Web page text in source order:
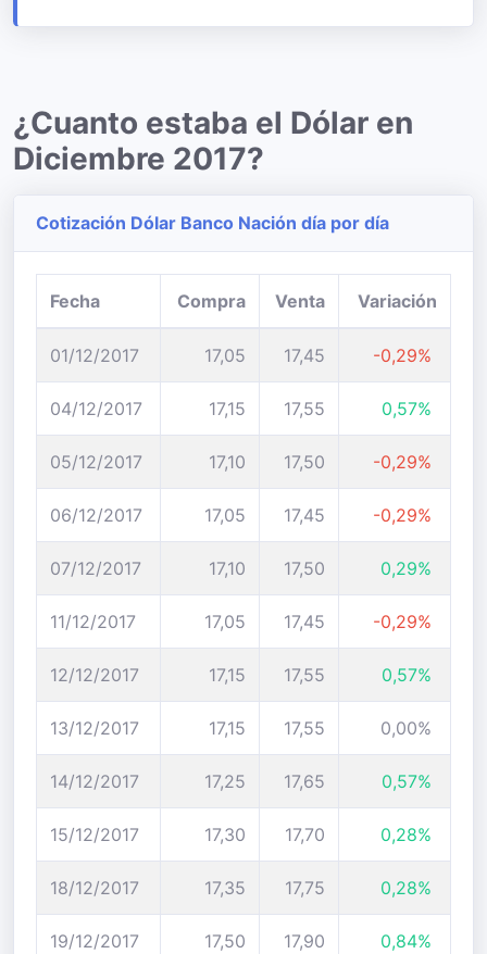
¿Cuanto estaba el Dólar en
Diciembre 2017?
Cotización Dólar Banco Nación día por día
Fecha Compra Venta Variación
01/12/2017 17,05 17,45 -0,29%
04/12/2017 17,15 17,55 0,57%
05/12/2017 17,10 17,50 -0,29%
06/12/2017 17,05 17,45 -0,29%
07/12/2017 17,10 17,50 0,29%
11/12/2017 17,05 17,45 -0,29%
12/12/2017 17,15 17,55 0,57%
13/12/2017 17,15 17,55 0,00%
14/12/2017 17,25 17,65 0,57%
15/12/2017 17,30 17,70 0,28%
18/12/2017 17,35 17,75 0,28%
19/12/2017 17,50 17,90 0,84%